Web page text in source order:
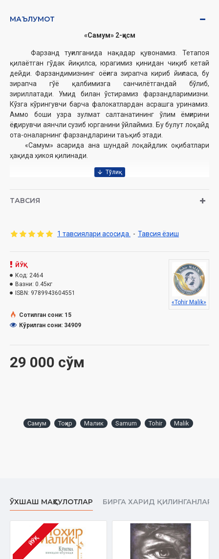
МАЪЛУМОТ
«Самум» 2-қисм
Фарзанд туғилганида нақадар қувонамиз. Тетапоя
қилаётган гўдак йиқилса, юрагимиз қинидан чиқиб кетай
дейди. Фарзандимизнинг оёғига зирапча кириб йиғласа, бу
зирапча гўё қалбимизга санчилётгандай бўлиб,
зириллатади. Умид билан ўстирамиз фарзандларимизни.
Кўзга кўрингувчи барча фалокатлардан асрашга уринамиз.
Аммо боши узра зулмат салтанатининг ўлим ёмғирини
ёғдирувчи аянчли сузиб юрганини ўйлаймиз. Бу булут лоқайд
ота-оналарнинг фарзандларини таъқиб этади.
«Самум» асарида ана шундай лоқайдлик оқибатлари
ҳақида ҳикоя қилинади.
Номи:«Самум» 2-қисм
Ҳажми: 352 бет
Муқоваси:
ТАВСИЯ
1 тавсиялари асосида. - Тавсия ёзиш
29 000 сўм
ЙЎҚ
Код: 2464
Вазни: 0.45кг
ISBN: 9789943604551
«Tohir Malik»
Сотилган сони: 15
Кўрилган сони: 34909
Самум Тоҳир Малик Samum Tohir Malik
ЎХШАШ МАҲСУЛОТЛАР БИРГА ХАРИД ҚИЛИНГАНЛАР
ЙЎҚ